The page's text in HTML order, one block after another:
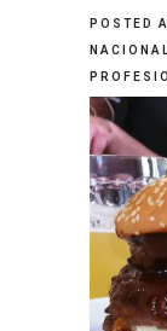
POSTED